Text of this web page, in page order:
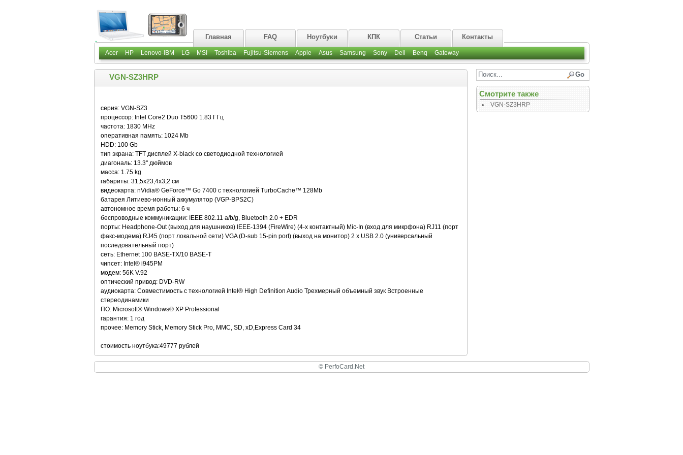
Главная FAQ Ноутбуки КПК Статьи Контакты
Acer HP Lenovo-IBM LG MSI Toshiba Fujitsu-Siemens Apple Asus Samsung Sony Dell Benq Gateway
VGN-SZ3HRP
серия: VGN-SZ3
процессор: Intel Core2 Duo T5600 1.83 ГГц
частота: 1830 MHz
оперативная память: 1024 Mb
HDD: 100 Gb
тип экрана: TFT дисплей X-black со светодиодной технологией
диагональ: 13.3'' дюймов
масса: 1.75 kg
габариты: 31,5х23,4х3,2 см
видеокарта: nVidia® GeForce™ Go 7400 с технологией TurboCache™ 128Mb
батарея Литиево-ионный аккумулятор (VGP-BPS2C)
автономное время работы: 6 ч
беспроводные коммуникации: IEEE 802.11 a/b/g, Bluetooth 2.0 + EDR
порты: Headphone-Out (выход для наушников) IEEE-1394 (FireWire) (4-х контактный) Mic-In (вход для микрфона) RJ11 (порт
факс-модема) RJ45 (порт локальной сети) VGA (D-sub 15-pin port) (выход на монитор) 2 x USB 2.0 (универсальный
последовательный порт)
сеть: Ethernet 100 BASE-TX/10 BASE-T
чипсет: Intel® i945PM
модем: 56K V.92
оптический привод: DVD-RW
аудиокарта: Совместимость с технологией Intel® High Definition Audio Трехмерный объемный звук Встроенные
стереодинамики
ПО: Microsoft® Windows® XP Professional
гарантия: 1 год
прочее: Memory Stick, Memory Stick Pro, MMC, SD, xD,Express Card 34
стоимость ноутбука:49777 рублей
Смотрите также
VGN-SZ3HRP
© PerfoCard.Net